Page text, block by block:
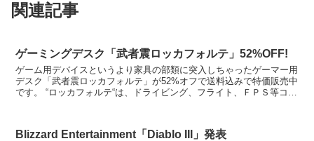
関連記事
ゲーミングデスク「武者震ロッカフォルテ」52%OFF!
ゲーム用デバイスというより家具の部類に突入しちゃったゲーマー用
デスク「武者震ロッカフォルテ」が52%オフで送料込みで特価販売中
です。 “ロッカフォルテ“は、ドライビング、フライト、ＦＰＳ等コン
Blizzard Entertainment「Diablo III」発表